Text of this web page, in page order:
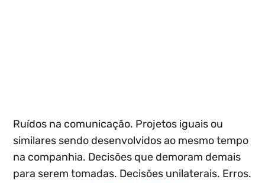
Ruídos na comunicação. Projetos iguais ou
similares sendo desenvolvidos ao mesmo tempo
na companhia. Decisões que demoram demais
para serem tomadas. Decisões unilaterais. Erros.